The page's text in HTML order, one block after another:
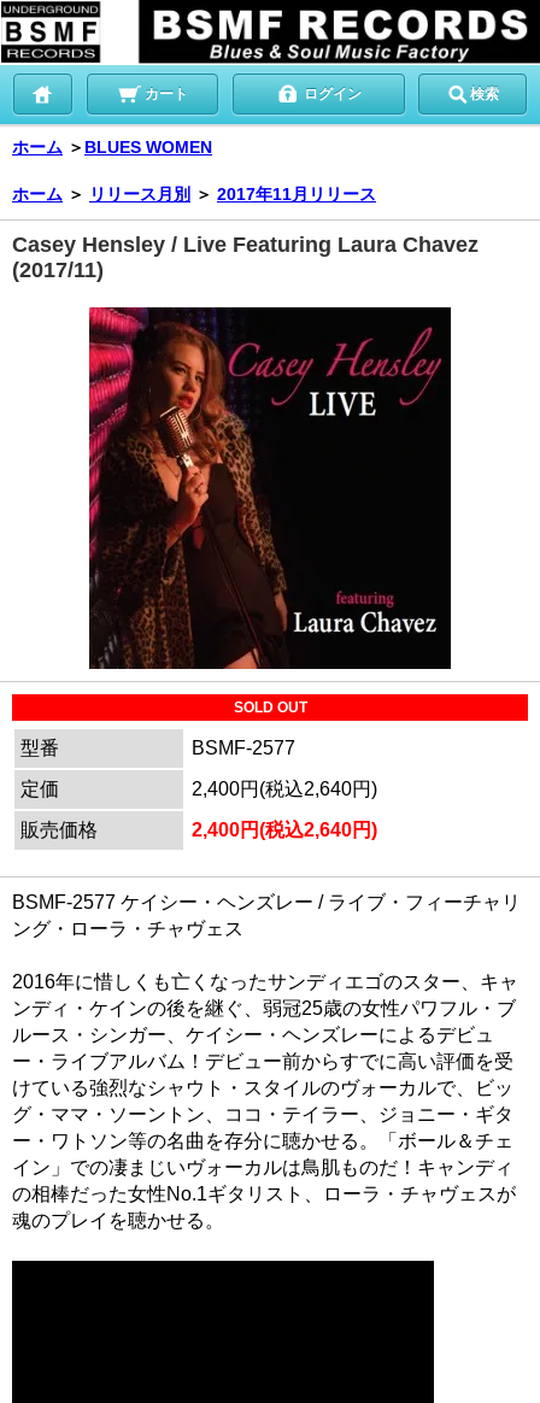
カート ログイン 検索
ホーム ＞ BLUES WOMEN
ホーム ＞ リリース月別 ＞ 2017年11月リリース
Casey Hensley / Live Featuring Laura Chavez
(2017/11)
SOLD OUT
型番
BSMF-2577
定価
2,400円(税込2,640円)
販売価格
2,400円(税込2,640円)
BSMF-2577 ケイシー・ヘンズレー / ライブ・フィーチャリ
ング・ローラ・チャヴェス
2016年に惜しくも亡くなったサンディエゴのスター、キャ
ンディ・ケインの後を継ぐ、弱冠25歳の女性パワフル・ブ
ルース・シンガー、ケイシー・ヘンズレーによるデビュ
ー・ライブアルバム！デビュー前からすでに高い評価を受
けている強烈なシャウト・スタイルのヴォーカルで、ビッ
グ・ママ・ソーントン、ココ・テイラー、ジョニー・ギタ
ー・ワトソン等の名曲を存分に聴かせる。「ボール＆チェ
イン」での凄まじいヴォーカルは鳥肌ものだ！キャンディ
の相棒だった女性No.1ギタリスト、ローラ・チャヴェスが
魂のプレイを聴かせる。